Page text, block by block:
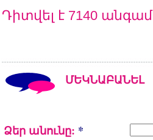
Դիտվել է 7140 անգամ
ՄԵԿՆԱԲԱՆԵԼ
Ձեր անունը: *